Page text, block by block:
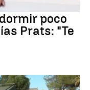
poco
Prats: "Te